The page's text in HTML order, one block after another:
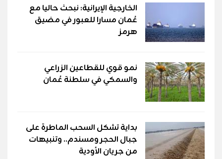
الخارجية الإيرانية: نبحث حاليا مع
عُمان مسارا للعبور في مضيق
هرمز
نمو قوي للقطاعين الزراعي
والسمكي في سلطنة عُمان
بداية تشكل السحب الماطرة على
جبال الحجر ومسندم.. وتنبيهات
من جريان الأودية